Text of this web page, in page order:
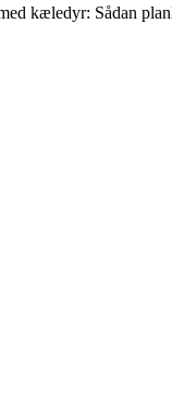
kæledyr: Sådan